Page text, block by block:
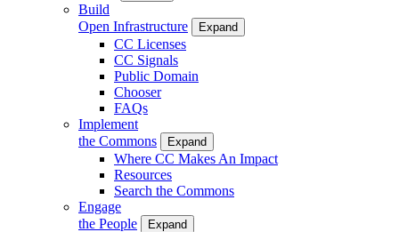
Build
Open Infrastructure
Expand
CC Licenses
CC Signals
Public Domain
Chooser
FAQs
Implement
the Commons
Expand
Where CC Makes An Impact
Resources
Search the Commons
Engage
the People
Expand